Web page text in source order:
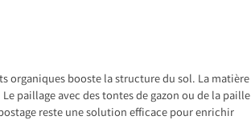
organiques booste la structure du sol. La matière
paillage avec des tontes de gazon ou de la paille
reste une solution efficace pour enrichir